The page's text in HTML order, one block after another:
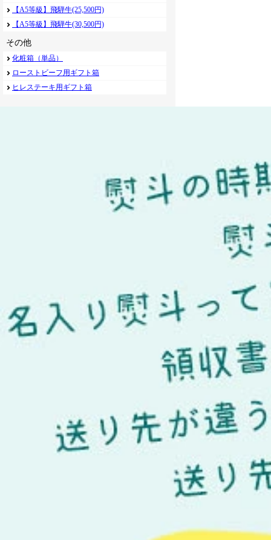
【A5等級】飛騨牛(25,500円)
【A5等級】飛騨牛(30,500円)
その他
化粧箱（単品）
ローストビーフ用ギフト箱
ヒレステーキ用ギフト箱